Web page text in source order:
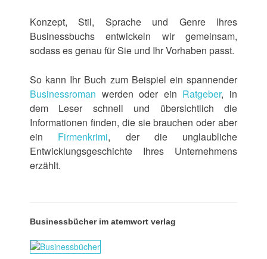
Konzept, Stil, Sprache und Genre Ihres
Businessbuchs entwickeln wir gemeinsam,
sodass es genau für Sie und Ihr Vorhaben passt.
So kann Ihr Buch zum Beispiel ein spannender
Businessroman werden oder ein Ratgeber, in
dem Leser schnell und übersichtlich die
Informationen finden, die sie brauchen oder aber
ein Firmenkrimi, der die unglaubliche
Entwicklungsgeschichte Ihres Unternehmens
erzählt.
Businessbücher im atemwort verlag